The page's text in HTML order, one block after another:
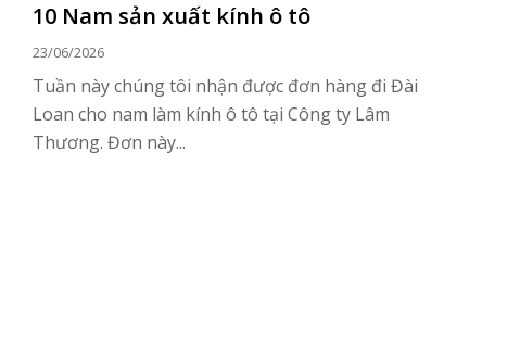
10 Nam sản xuất kính ô tô
23/06/2026
Tuần này chúng tôi nhận được đơn hàng đi Đài
Loan cho nam làm kính ô tô tại Công ty Lâm
Thương. Đơn này...